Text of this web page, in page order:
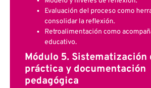
Evaluación del proceso como
consolidar la reflexión.
Retroalimentación como
educativo.
Módulo 5. Sistematización
práctica y documentación
pedagógica